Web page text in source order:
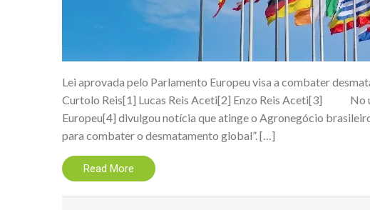
Lei aprovada pelo Parlamento Europeu visa a combater
Curtolo Reis[1] Lucas Reis Aceti[2] Enzo Reis Aceti[3] No
Europeu[4] divulgou notícia que atinge o Agronegócio
para combater o desmatamento global”. […]
Read More